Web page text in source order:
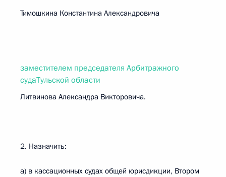
Тимошкина Константина Александровича
заместителем председателя Арбитражного
судаТульской области
Литвинова Александра Викторовича.
2. Назначить:
а) в кассационных судах общей юрисдикции, Втором